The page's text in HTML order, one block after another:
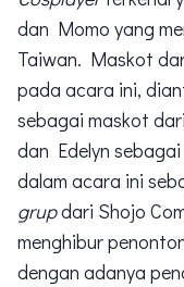
dan Momo yang
Taiwan. Maskot
pada acara ini,
sebagai maskot
dan Edelyn
dalam acara ini
grupdari Shojo
menghibur
dengan adanya